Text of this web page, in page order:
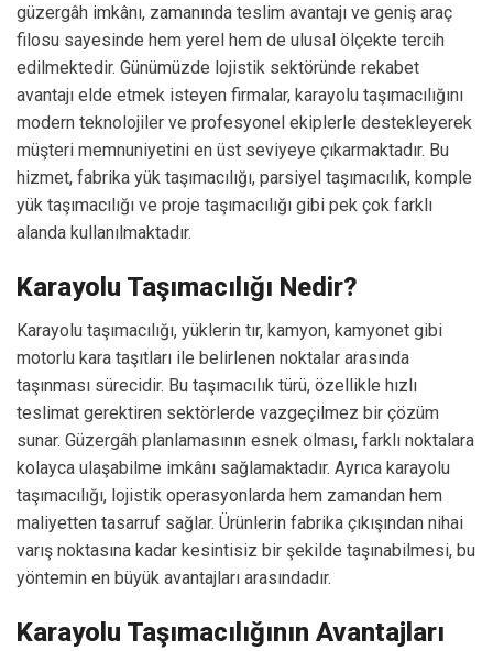
güzergâh imkânı, zamanında teslim avantajı ve geniş araç
filosu sayesinde hem yerel hem de ulusal ölçekte tercih
edilmektedir. Günümüzde lojistik sektöründe rekabet
avantajı elde etmek isteyen firmalar, karayolu taşımacılığını
modern teknolojiler ve profesyonel ekiplerle destekleyerek
müşteri memnuniyetini en üst seviyeye çıkarmaktadır. Bu
hizmet, fabrika yük taşımacılığı, parsiyel taşımacılık, komple
yük taşımacılığı ve proje taşımacılığı gibi pek çok farklı
alanda kullanılmaktadır.
Karayolu Taşımacılığı Nedir?
Karayolu taşımacılığı, yüklerin tır, kamyon, kamyonet gibi
motorlu kara taşıtları ile belirlenen noktalar arasında
taşınması sürecidir. Bu taşımacılık türü, özellikle hızlı
teslimat gerektiren sektörlerde vazgeçilmez bir çözüm
sunar. Güzergâh planlamasının esnek olması, farklı noktalara
kolayca ulaşabilme imkânı sağlamaktadır. Ayrıca karayolu
taşımacılığı, lojistik operasyonlarda hem zamandan hem
maliyetten tasarruf sağlar. Ürünlerin fabrika çıkışından nihai
varış noktasına kadar kesintisiz bir şekilde taşınabilmesi, bu
yöntemin en büyük avantajları arasındadır.
Karayolu Taşımacılığının Avantajları